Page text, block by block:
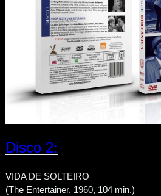
Disco 2:
VIDA DE SOLTEIRO
(The Entertainer, 1960, 104 min.)